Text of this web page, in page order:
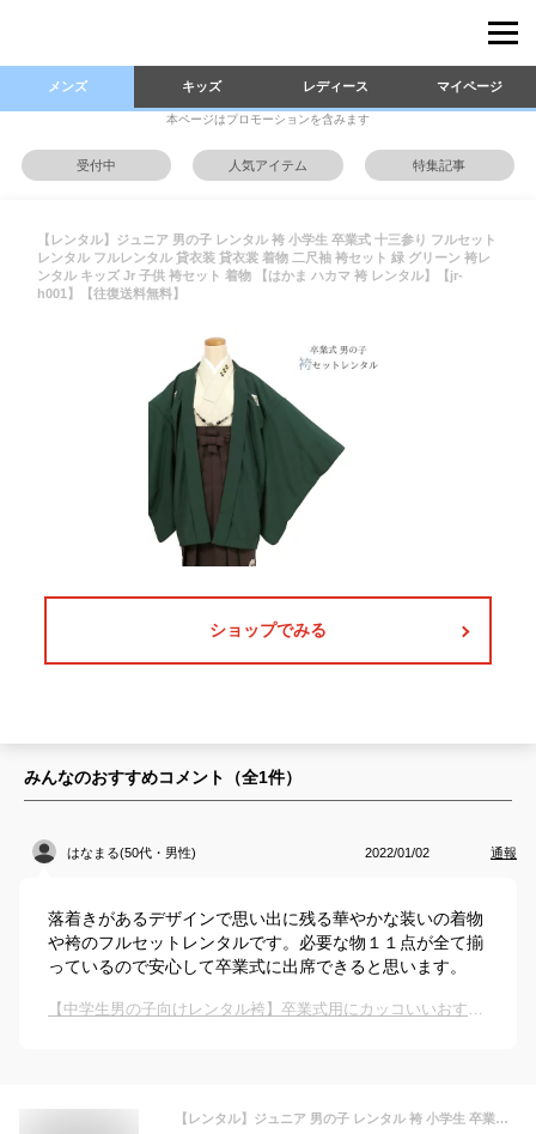
メンズ キッズ レディース マイページ
本ページはプロモーションを含みます
受付中 人気アイテム 特集記事
【レンタル】ジュニア 男の子 レンタル 袴 小学生 卒業式 十三参り フルセット
レンタル フルレンタル 貸衣装 貸衣裳 着物 二尺袖 袴セット 緑 グリーン 袴レ
ンタル キッズ Jr 子供 袴セット 着物 【はかま ハカマ 袴 レンタル】【jr-
h001】【往復送料無料】
ショップでみる
みんなのおすすめコメント（全1件）
はなまる(50代・男性) 2022/01/02 通報
落着きがあるデザインで思い出に残る華やかな装いの着物
や袴のフルセットレンタルです。必要な物１１点が全て揃
っているので安心して卒業式に出席できると思います。
【中学生男の子向けレンタル袴】卒業式用にカッコいいおすすめは？
【レンタル】ジュニア 男の子 レンタル 袴 小学生 卒業式 十三参り フルセット レンタル フルレンタル 貸衣装 貸衣裳 着物 二尺袖 袴セット 緑 グリーン 袴レンタル キッズ Jr 子供 袴セット 着物 【はかま ハカマ 袴 レンタル】【jr-h001】【往復送料無料】